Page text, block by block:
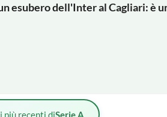
esubero dell'Inter al Cagliari: è
più recenti diSerie A